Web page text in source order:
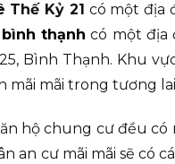
Thế Kỷ 21 có một địa
thạnh có một địa
Bình Thạnh. Khu
mãi mãi trong tương
hộ chung cư đều
an cư mãi mãi sẽ có